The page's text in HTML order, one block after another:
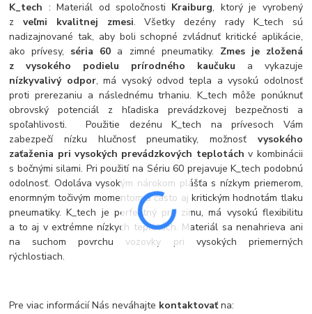
K_tech : Materiál od spoločnosti Kraiburg, ktorý je vyrobený
z veľmi kvalitnej zmesi. Všetky dezény rady K_tech sú
nadizajnované tak, aby boli schopné zvládnuť kritické aplikácie,
ako prívesy, séria 60 a zimné pneumatiky. Zmes je zložená
z vysokého podielu prírodného kaučuku a vykazuje
nízkyvalivý odpor, má vysoký odvod tepla a vysokú odolnosť
proti prerezaniu a následnému trhaniu. K_tech môže ponúknuť
obrovský potenciál z hľadiska prevádzkovej bezpečnosti a
spoľahlivosti. Použitie dezénu K_tech na prívesoch Vám
zabezpečí nízku hlučnosť pneumatiky, možnosť vysokého
zaťaženia pri vysokých prevádzkových teplotách v kombinácii
s bočnými silami. Pri použití na Sériu 60 prejavuje K_tech podobnú
odolnosť. Odoláva vysokým nárokom plášťa s nízkym priemerom,
enormným točivým momentom a často aj kritickým hodnotám tlaku
pneumatiky. K_tech je perfektný pre zimu, má vysokú flexibilitu
a to aj v extrémne nízkych teplotách. Materiál sa nenahrieva ani
na suchom povrchu vozovky pri vysokých priemerných
rýchlostiach.
Pre viac informácií Nás neváhajte kontaktovaťna: